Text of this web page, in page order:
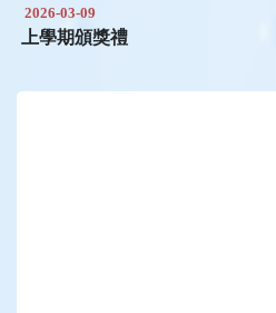
2026-03-09
上學期頒獎禮